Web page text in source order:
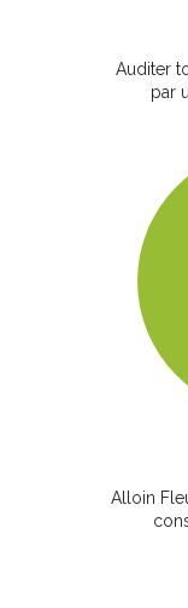
Auditer
par
Alloin